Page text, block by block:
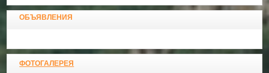
ОБЪЯВЛЕНИЯ
ФОТОГАЛЕРЕЯ